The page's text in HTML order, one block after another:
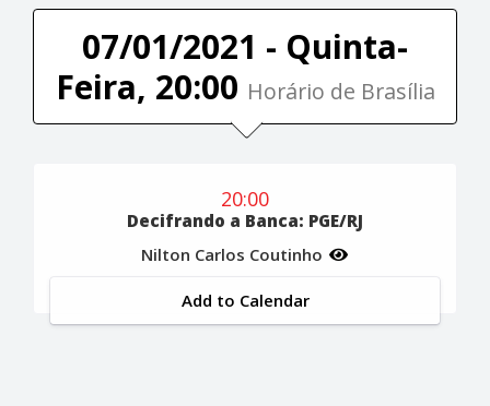
07/01/2021 - Quinta-
Feira, 20:00 Horário de Brasília
20:00
Decifrando a Banca: PGE/RJ
Nilton Carlos Coutinho
Add to Calendar